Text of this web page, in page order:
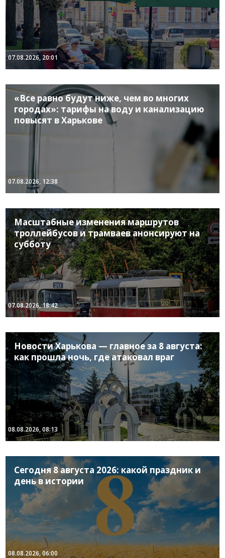
07.08.2026, 20:01
«Все равно будут ниже, чем во многих
городах»: тарифы на воду и канализацию
повысят в Харькове
07.08.2026, 12:38
Масштабные изменения маршрутов
троллейбусов и трамваев анонсируют на
субботу
07.08.2026, 18:42
Новости Харькова — главное за 8 августа:
как прошла ночь, где атаковал враг
08.08.2026, 08:13
Сегодня 8 августа 2026: какой праздник и
день в истории
08.08.2026, 06:00